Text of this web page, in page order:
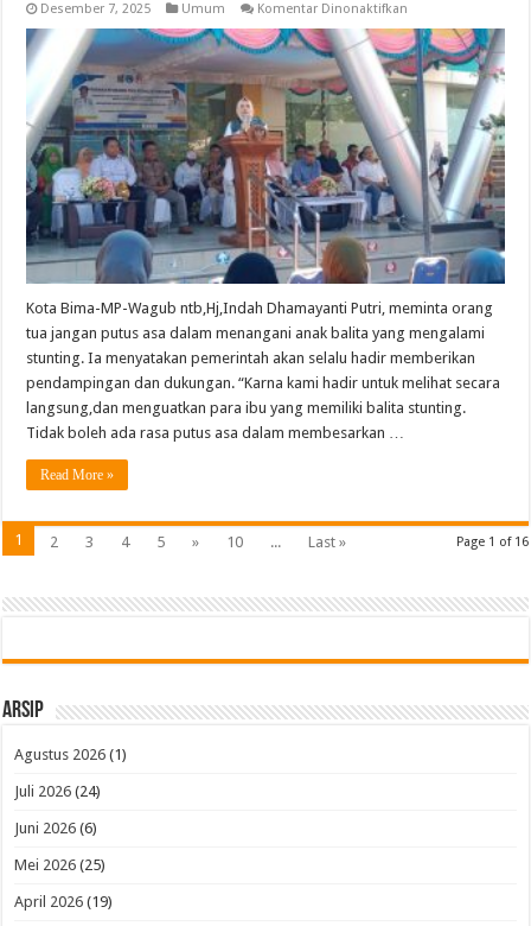
Desember 7, 2025 Umum Komentar Dinonaktifkan
Kata
Wagub
Ntb
Di
Puskesmas
Paruga
Kota
Bima
Kota Bima-MP-Wagub ntb,Hj,Indah Dhamayanti Putri, meminta orang
tua jangan putus asa dalam menangani anak balita yang mengalami
stunting. Ia menyatakan pemerintah akan selalu hadir memberikan
pendampingan dan dukungan. “Karna kami hadir untuk melihat secara
langsung,dan menguatkan para ibu yang memiliki balita stunting.
Tidak boleh ada rasa putus asa dalam membesarkan …
Read More »
Page 1 of 16
1 2 3 4 5 » 10 ... Last »
Arsip
Agustus 2026 (1)
Juli 2026 (24)
Juni 2026 (6)
Mei 2026 (25)
April 2026 (19)